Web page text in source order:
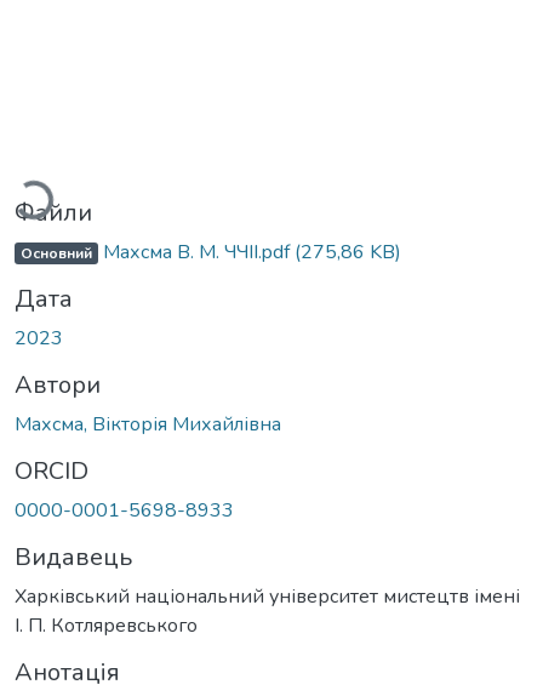
Файли
Основний Махсма В. М. ЧЧІІ.pdf(275,86 KB)
Дата
2023
Автори
Махсма, Вікторія Михайлівна
ORCID
0000-0001-5698-8933
Видавець
Харківський національний університет мистецтв імені
І. П. Котляревського
Анотація